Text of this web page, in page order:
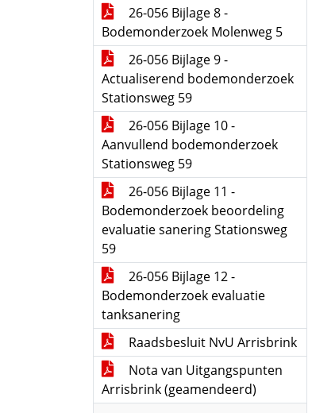
26-056 Bijlage 8 -
Bodemonderzoek Molenweg 5
26-056 Bijlage 9 -
Actualiserend bodemonderzoek
Stationsweg 59
26-056 Bijlage 10 -
Aanvullend bodemonderzoek
Stationsweg 59
26-056 Bijlage 11 -
Bodemonderzoek beoordeling
evaluatie sanering Stationsweg
59
26-056 Bijlage 12 -
Bodemonderzoek evaluatie
tanksanering
Raadsbesluit NvU Arrisbrink
Nota van Uitgangspunten
Arrisbrink (geamendeerd)